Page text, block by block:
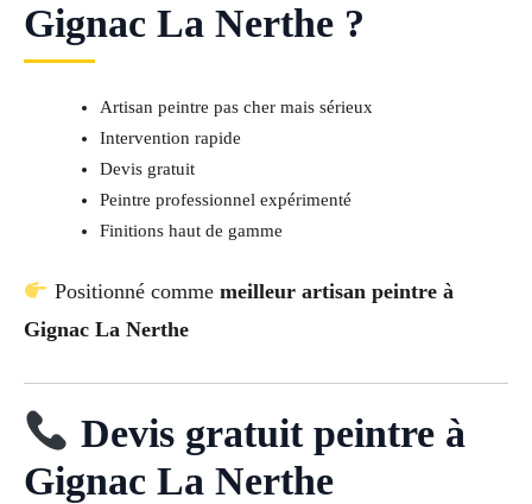
Gignac La Nerthe ?
Artisan peintre pas cher mais sérieux
Intervention rapide
Devis gratuit
Peintre professionnel expérimenté
Finitions haut de gamme
Positionné comme meilleur artisan peintre à
Gignac La Nerthe
Devis gratuit peintre à
Gignac La Nerthe